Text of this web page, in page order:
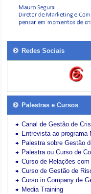
Redes Sociais
Palestras e Cursos
Canal de Gestão de
Entrevista ao programa
Palestra sobre Gestão
Palestra ou Curso de
Curso de Relações
Curso de Gestão de
Curso in Company de
Media Training